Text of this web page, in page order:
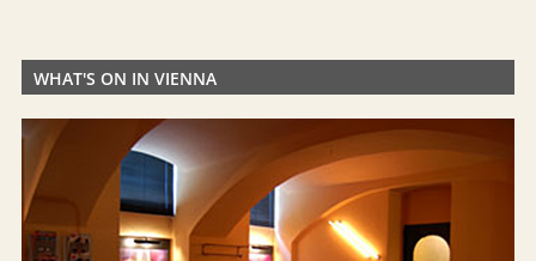
WHAT'S ON IN VIENNA